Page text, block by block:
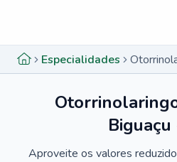
Especialidades
Biguaçu
Aproveite os valores